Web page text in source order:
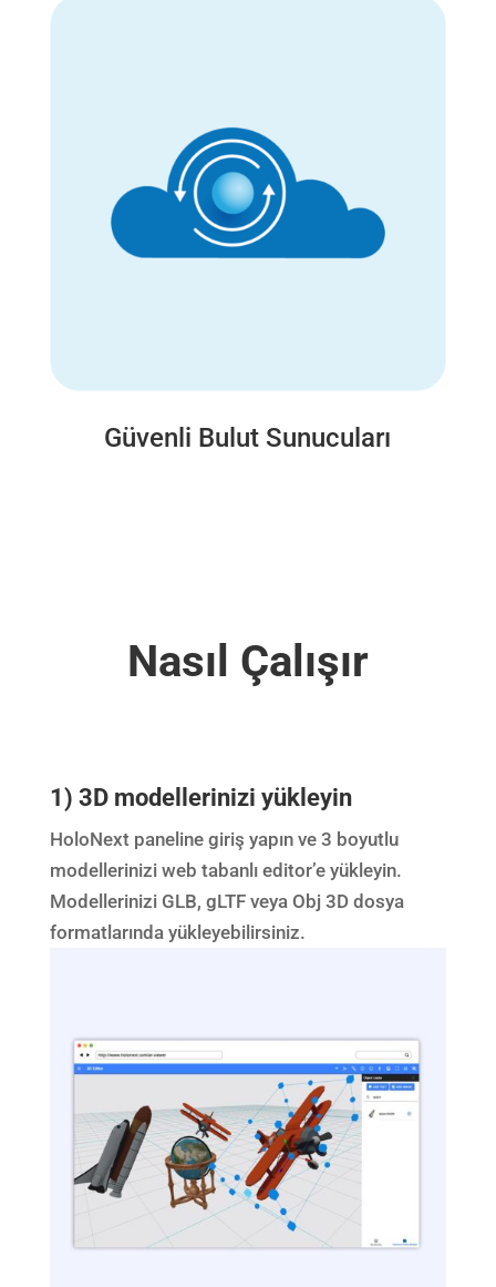
Güvenli Bulut Sunucuları
Nasıl Çalışır
1) 3D modellerinizi yükleyin
HoloNext paneline giriş yapın ve 3 boyutlu
modellerinizi web tabanlı editor’e yükleyin.
Modellerinizi GLB, gLTF veya Obj 3D dosya
formatlarında yükleyebilirsiniz.